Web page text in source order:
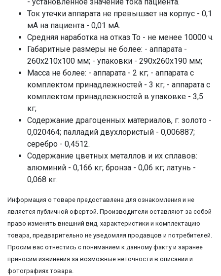
Ток утечки аппарата не превышает на корпус - 0,1
мА на пациента - 0,01 мА.
Средняя наработка на отказ То - не менее 10000 ч.
Габаритные размеры не более: - аппарата -
260x210x100 мм; - упаковки - 290x260x190 мм;
Масса не более: - аппарата - 2 кг; - аппарата с
комплектом принадлежностей - 3 кг; - аппарата с
комплектом принадлежностей в упаковке - 3,5
кг;
Содержание драгоценных материалов, г: золото -
0,020464; палладий двухлористый - 0,006887;
серебро - 0,4512.
Содержание цветных металлов и их сплавов:
алюминий - 0,166 кг; бронза - 0,06 кг; латунь -
0,068 кг.
Информация о товаре предоставлена для ознакомления и не
является публичной офертой. Производители оставляют за собой
право изменять внешний вид, характеристики и комплектацию
товара, предварительно не уведомляя продавцов и потребителей.
Просим вас отнестись с пониманием к данному факту и заранее
приносим извинения за возможные неточности в описании и
фотографиях товара.